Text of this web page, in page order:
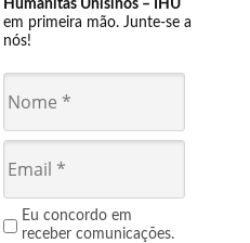
Humanitas Unisinos – IHU
em primeira mão. Junte-se a
nós!
Eu concordo em
receber comunicações.